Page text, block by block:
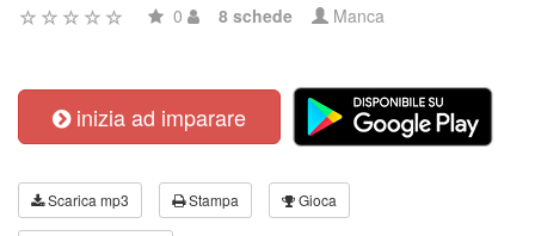
0 8 schede Manca
inizia ad imparare
Scarica mp3 Stampa Gioca